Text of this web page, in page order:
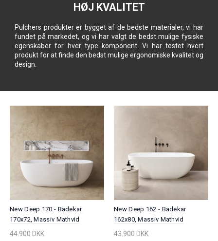
HØJ KVALITET
Pulchers produkter er bygget af de bedste materialer, vi har
fundet på markedet, og vi har valgt de bedst mulige fysiske
egenskaber for hver type komponent. Vi har testet hvert
produkt for at finde den bedst mulige ergonomiske kvalitet og
design.
New Deep 170 - Badekar
170x72, Massiv Mathvid
SolidTec®
44.900 DKK
New Deep 162 - Badekar
162x80, Massiv Mathvid
SolidTec®
43.900 DKK